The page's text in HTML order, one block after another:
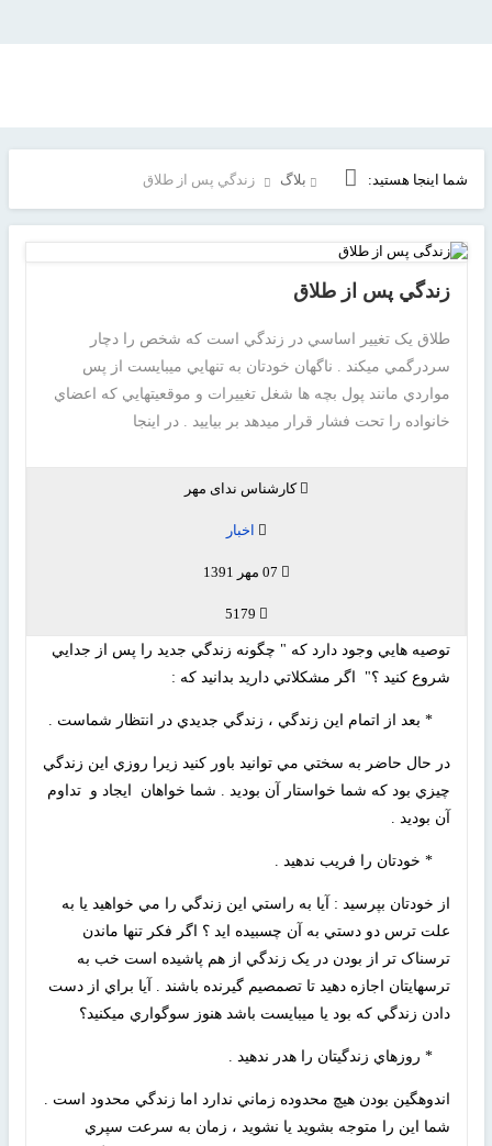
شما اینجا هستید: بلاگ زندگي پس از طلاق
زندگي پس از طلاق
طلاق يک تغيير اساسي در زندگي است که شخص را دچار
سردرگمي ميکند . ناگهان خودتان به تنهايي ميبايست از پس
مواردي مانند پول بچه ها شغل تغييرات و موقعيتهايي که اعضاي
خانواده را تحت فشار قرار ميدهد بر بياييد . در اينجا
کارشناس ندای مهر
اخبار
07 مهر 1391
5179
توصيه هايي وجود دارد که " چگونه زندگي جديد را پس از جدايي
شروع کنيد ؟" اگر مشکلاتي داريد بدانيد که :
* بعد از اتمام اين زندگي ، زندگي جديدي در انتظار شماست .
در حال حاضر به سختي مي توانيد باور کنيد زيرا روزي اين زندگي
چيزي بود که شما خواستار آن بوديد . شما خواهان ايجاد و تداوم
آن بوديد .
* خودتان را فريب ندهيد .
از خودتان بپرسيد : آيا به راستي اين زندگي را مي خواهيد يا به
علت ترس دو دستي به آن چسبيده ايد ؟ اگر فکر تنها ماندن
ترسناک تر از بودن در يک زندگي از هم پاشيده است خب به
ترسهايتان اجازه دهيد تا تصمصيم گيرنده باشند . آيا براي از دست
دادن زندگي که بود يا ميبايست باشد هنوز سوگواري ميکنيد؟
* روزهاي زندگيتان را هدر ندهيد .
اندوهگين بودن هيچ محدوده زماني ندارد اما زندگي محدود است .
شما اين را متوجه بشويد يا نشويد ، زمان به سرعت سپري